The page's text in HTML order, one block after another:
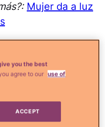
Mujer da a luz
hijos. Pudo
interrumpir su
la persona
(se dedica a
que están
you the best
agree to our use of
ACCEPT